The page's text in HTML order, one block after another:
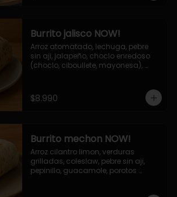
Burrito jalisco NOW!
Arroz atomatado, lechuga, pebre
sin aji, jalapeño, choclo enredoso
(choclo, ciboullete, mayonesa),
$8.990
Burrito mechon NOW!
Arroz cilantro limon, verduras
grilladas, coleslaw, pebre sin aji,
pepinillo, guacamole, porotos